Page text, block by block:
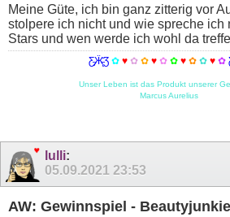
Meine Güte, ich bin ganz zitterig vor
stolpere ich nicht und wie spreche ich
Stars und wen werde ich wohl da
Ƹ̵̡Ӝ̵̨̄Ʒ ✿♥✿ ✿ ♥✿✿♥✿✿♥✿
Unser Leben ist das Produkt unserer
Marcus Aurelius
lulli:
05.09.2021 23:53
AW: Gewinnspiel -